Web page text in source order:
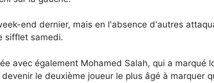
end dernier, mais en l'absence d'autres
sifflet samedi.
avec également Mohamed Salah, qui a marqué
le deuxième joueur le plus âgé à marquer